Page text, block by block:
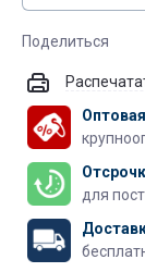
Поделиться
для